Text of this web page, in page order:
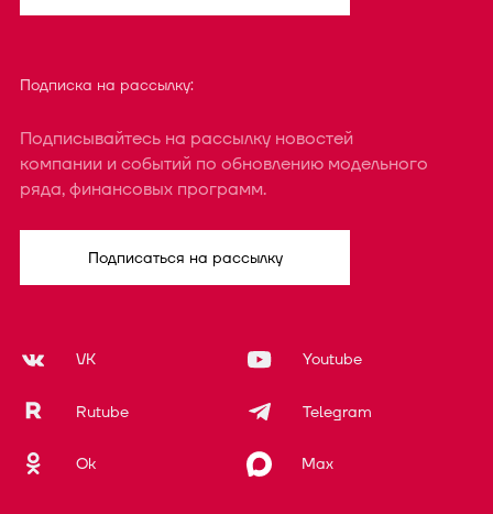
Подписка на рассылку:
Подписывайтесь на рассылку новостей
компании и событий по обновлению модельного
ряда, финансовых программ.
Подписаться на рассылку
VK Youtube
Rutube Telegram
Ok Max